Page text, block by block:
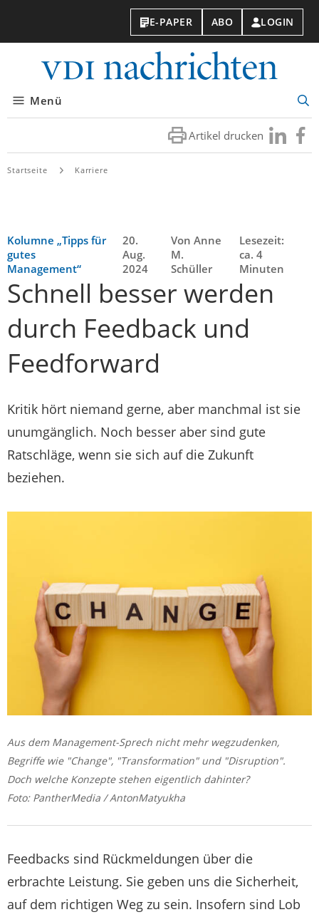
E-PAPER ABO LOGIN
Menü
Artikel drucken Besuchen
Sie
Sie
Startseite Karriere
Kolumne „Tipps für
gutes
Management“
20.
Aug.
2024
Von Anne
M.
Schüller
Lesezeit:
ca. 4
Minuten
Schnell besser werden
durch Feedback und
Feedforward
Kritik hört niemand gerne, aber manchmal ist sie
unumgänglich. Noch besser aber sind gute
Ratschläge, wenn sie sich auf die Zukunft
beziehen.
Aus dem Management-Sprech nicht mehr wegzudenken,
Begriffe wie "Change", "Transformation" und "Disruption".
Doch welche Konzepte stehen eigentlich dahinter?
Foto: PantherMedia / AntonMatyukha
Feedbacks sind Rückmeldungen über die
erbrachte Leistung. Sie geben uns die Sicherheit,
auf dem richtigen Weg zu sein. Insofern sind Lob